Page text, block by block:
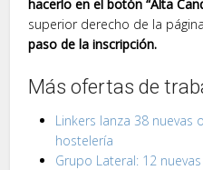
hacerlo en el botón “Alta
superior derecho de la
paso de la inscripción.
Más ofertas de
Linkers lanza 38 nuevas
hostelería
Grupo Lateral: 12